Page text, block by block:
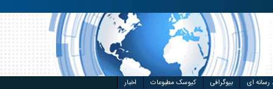
خودرو
رسانه ای بیوگرافی کیوسک مطبوعات اخبار